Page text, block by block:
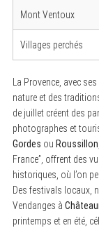
Mont Ventoux
Villages perchés
La Provence, avec
nature et des
de juillet créent des
photographes et
Gordes ou Roussillon
France”, offrent des
historiques, où l’on
Des festivals locaux,
Vendanges à
printemps et en été,